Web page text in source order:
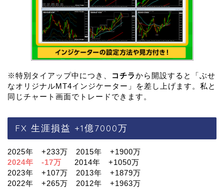
※特別タイアップ中につき、 コチラから開設すると「ぶせ
なオリジナルMT4インジケーター」を差し上げます。私と
同じチャート画面でトレードできます。
FX 生涯損益 +1億7000万
2025年 +233万 2015年 +1900万
2024年 -17万
2014年 +1050万
2023年 +107万 2013年 +1879万
2022年 +265万 2012年 +1963万